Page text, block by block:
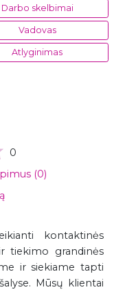
Darbo skelbimai
Vadovas
Atlyginimas
0
(0)
kontaktinės
tiekimo grandinės
ir siekiame tapti
Mūsų klientai